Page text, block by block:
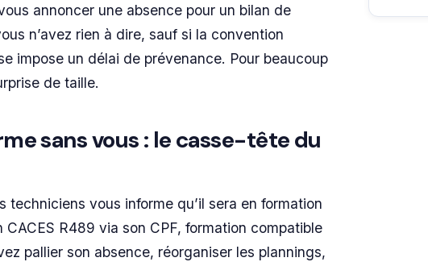
annoncer une absence pour un bilan de
n’avez rien à dire, sauf si la convention
impose un délai de prévenance. Pour beaucoup
de taille.
sans vous : le casse-tête du
vous informe qu’il sera en formation
R489 via son CPF, formation compatible
pallier son absence, réorganiser les plannings,